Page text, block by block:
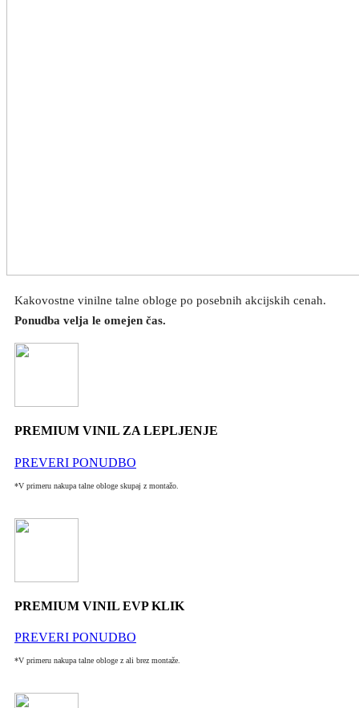
Kakovostne vinilne talne obloge po posebnih akcijskih cenah.
Ponudba velja le omejen čas.
PREMIUM VINIL ZA LEPLJENJE
PREVERI PONUDBO
*V primeru nakupa talne obloge skupaj z montažo.
PREMIUM VINIL EVP KLIK
PREVERI PONUDBO
*V primeru nakupa talne obloge z ali brez montaže.